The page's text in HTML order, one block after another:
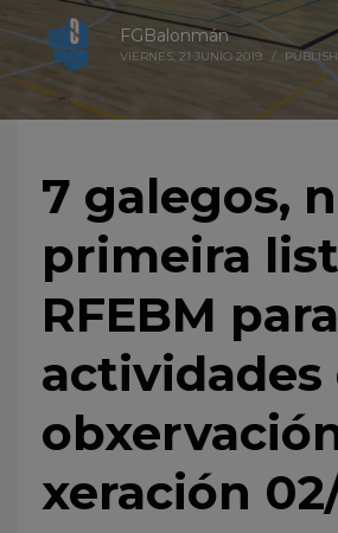
FGBalonmán
VIERNES, 21 JUNIO 2019 /
7 galegos,
primeira
RFEBM para
actividades
xeración